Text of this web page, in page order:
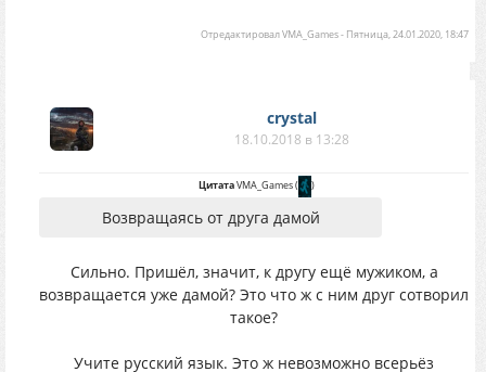
ОтредактировалVMA_Games- Пятница, 24.01.2020, 18:47
crystal
18.10.2018 в 13:28
ЦитатаVMA_Games( )
Возвращаясь от друга дамой
Сильно. Пришёл, значит, к другу ещё мужиком, а
возвращается уже дамой? Это что ж с ним друг сотворил
такое?
Учите русский язык. Это ж невозможно всерьёз